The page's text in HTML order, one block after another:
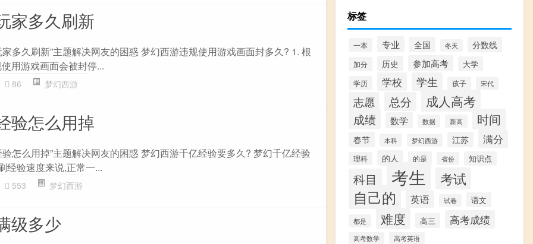
家多久刷新
多久刷新”主题解决网友的困惑 梦幻西游违规使用游戏画面封多久? 1. 根
用游戏画面会被封停...
86 梦幻西游
验怎么用掉
怎么用掉”主题解决网友的困惑 梦幻西游千亿经验要多久? 梦幻千亿经验
经验速度来说,正常一...
553 梦幻西游
级多少
标签
一本 专业 全国 冬天 分数线
加分 历史 参加高考 大学
学历 学校 学生 孩子 宋代
志愿 总分 成人高考
成绩 数学 数据 新高 时间
春节 本科 梦幻西游 江苏 满分
理科 的人 的是 省份 知识点
科目 考生 考试
自己的 英语 试卷 语文
都是 难度 高三 高考成绩
高考数学 高考英语